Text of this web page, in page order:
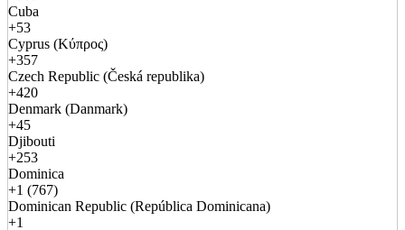
Cuba
+53
Cyprus (Κύπρος)
+357
Czech Republic (Česká republika)
+420
Denmark (Danmark)
+45
Djibouti
+253
Dominica
+1 (767)
Dominican Republic (República Dominicana)
+1